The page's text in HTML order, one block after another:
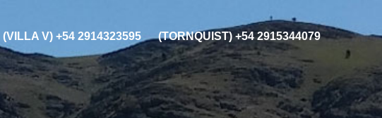
(VILLA V) +54 2914323595 (TORNQUIST) +54 2915344079